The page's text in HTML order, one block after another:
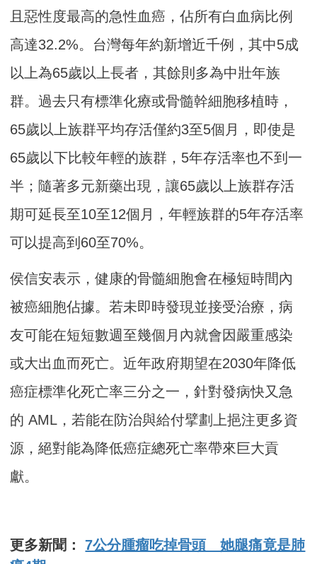
且惡性度最高的急性血癌，佔所有白血病比例
高達32.2%。台灣每年約新增近千例，其中5成
以上為65歲以上長者，其餘則多為中壯年族
群。過去只有標準化療或骨髓幹細胞移植時，
65歲以上族群平均存活僅約3至5個月，即使是
65歲以下比較年輕的族群，5年存活率也不到一
半；隨著多元新藥出現，讓65歲以上族群存活
期可延長至10至12個月，年輕族群的5年存活率
可以提高到60至70%。
侯信安表示，健康的骨髓細胞會在極短時間內
被癌細胞佔據。若未即時發現並接受治療，病
友可能在短短數週至幾個月內就會因嚴重感染
或大出血而死亡。近年政府期望在2030年降低
癌症標準化死亡率三分之一，針對發病快又急
的 AML，若能在防治與給付擘劃上挹注更多資
源，絕對能為降低癌症總死亡率帶來巨大貢
獻。
更多新聞：7公分腫瘤吃掉骨頭 她腿痛竟是肺